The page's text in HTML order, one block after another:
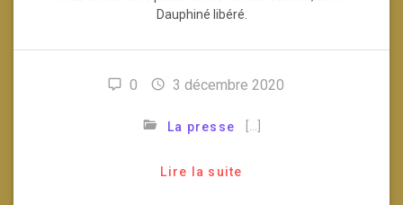
Dauphiné libéré.
0 3 décembre 2020
La presse […]
Lire la suite